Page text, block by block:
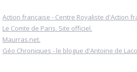
Action française - Centre Royaliste d'Action
Le Comte de Paris. Site officiel.
Maurras.net.
Géo Chroniques - le blogue d'Antoine de